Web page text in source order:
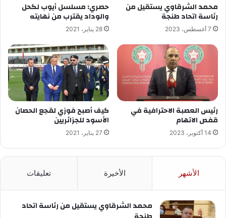
محمد الشرقاوي يستقيل من
رئاسة اتحاد طنجة
7 أغسطس، 2023
حصري: مسلسل أيوب لكحل
والوداد يقترب من نهايته
28 يناير، 2021
رئيس العصبة الاحترافية في
قفص الاتهام
14 أكتوبر، 2023
كيف أصبح فوزي لقجع الحصان
الأسود للجزائريين
27 يناير، 2021
الأشهر الأخيرة تعليقات
محمد الشرقاوي يستقيل من رئاسة اتحاد